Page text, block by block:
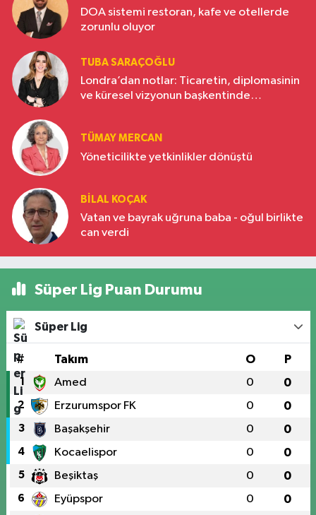
DOA sistemi restoran, kafe ve otellerde
zorunlu oluyor
TUBA SARAÇOĞLU
Londra’dan notlar: Ticaretin, diplomasinin
ve küresel vizyonun başkentinde
TÜMAY MERCAN
Yöneticilikte yetkinlikler dönüştü
BILAL KOÇAK
Vatan ve bayrak uğruna baba - oğul birlikte
can verdi
Süper Lig Puan Durumu
Süper Lig
# Takım O P
1 Amed 0 0
2 Erzurumspor FK 0 0
3 Başakşehir 0 0
4 Kocaelispor 0 0
5 Beşiktaş 0 0
6 Eyüpspor 0 0